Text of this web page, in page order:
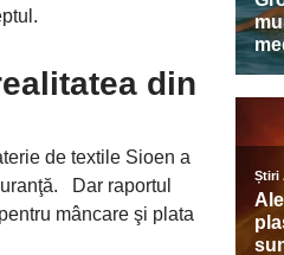
din
de textile Sioen a
Dar raportul
mâncare şi plata